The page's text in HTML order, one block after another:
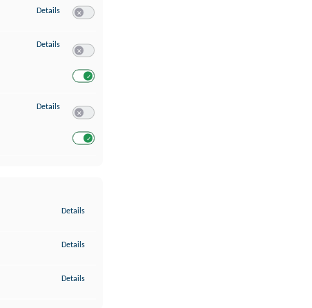
Details zu Messung der Performance von Inhalten
Details zu Analyse von Zielgruppen durch Statistiken oder Kombinationen von
Details zu Entwicklung und Verbesserung der Angebote
Details
Details
Details